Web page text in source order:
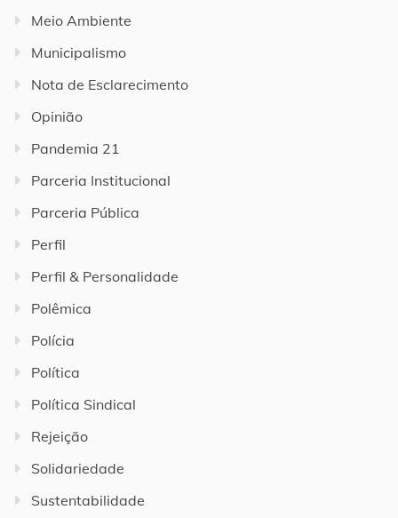
Meio Ambiente
Municipalismo
Nota de Esclarecimento
Opinião
Pandemia 21
Parceria Institucional
Parceria Pública
Perfil
Perfil & Personalidade
Polêmica
Polícia
Política
Política Sindical
Rejeição
Solidariedade
Sustentabilidade